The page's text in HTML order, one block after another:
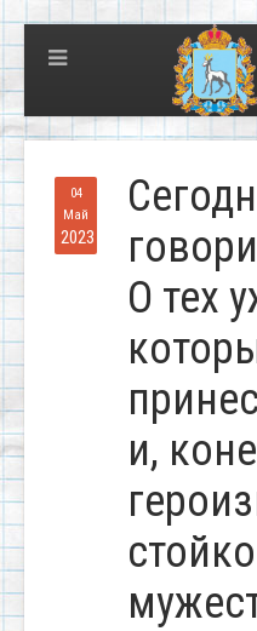
04
Май
2023
О тех
и,